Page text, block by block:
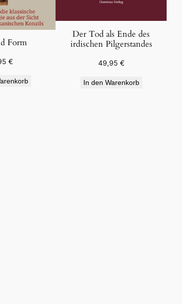
Form
€
Der Tod als Ende des
irdischen Pilgerstandes
49,95 €
In den Warenkorb